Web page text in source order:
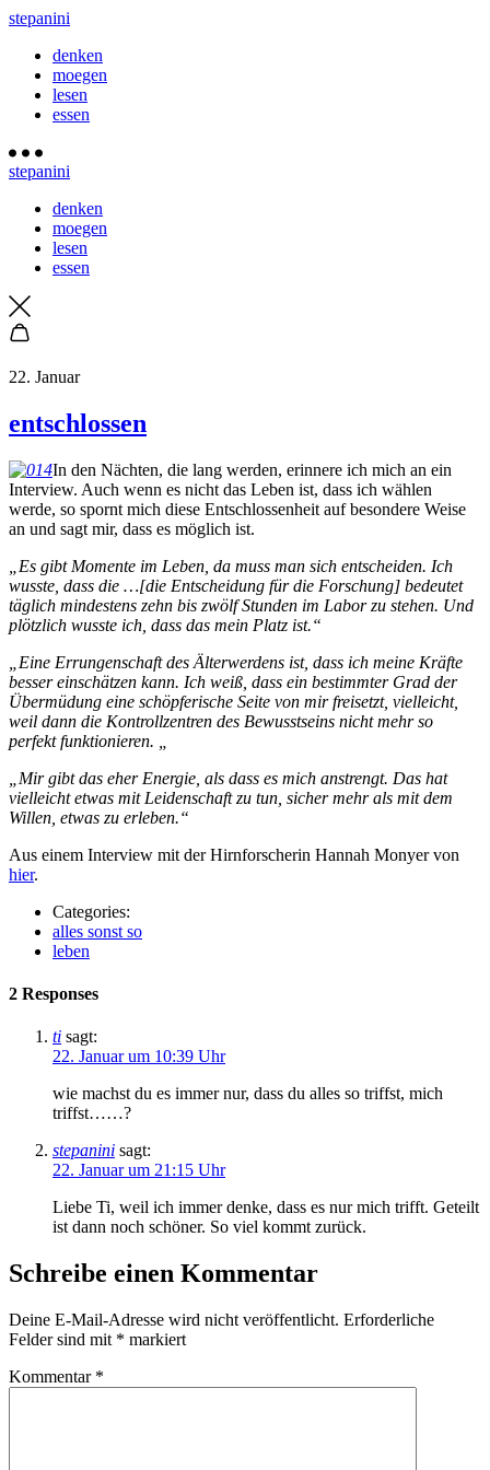
stepanini
denken
moegen
lesen
essen
stepanini
denken
moegen
lesen
essen
22. Januar
entschlossen
In den Nächten, die lang werden, erinnere ich mich an ein
Interview. Auch wenn es nicht das Leben ist, dass ich wählen
werde, so spornt mich diese Entschlossenheit auf besondere Weise
an und sagt mir, dass es möglich ist.
„Es gibt Momente im Leben, da muss man sich entscheiden. Ich
wusste, dass die …[die Entscheidung für die Forschung] bedeutet
täglich mindestens zehn bis zwölf Stunden im Labor zu stehen. Und
plötzlich wusste ich, dass das mein Platz ist.“
„Eine Errungenschaft des Älterwerdens ist, dass ich meine Kräfte
besser einschätzen kann. Ich weiß, dass ein bestimmter Grad der
Übermüdung eine schöpferische Seite von mir freisetzt, vielleicht,
weil dann die Kontrollzentren des Bewusstseins nicht mehr so
perfekt funktionieren. „
„Mir gibt das eher Energie, als dass es mich anstrengt. Das hat
vielleicht etwas mit Leidenschaft zu tun, sicher mehr als mit dem
Willen, etwas zu erleben.“
Aus einem Interview mit der Hirnforscherin Hannah Monyer von
hier.
Categories:
alles sonst so
leben
2 Responses
ti sagt:
22. Januar um 10:39 Uhr
wie machst du es immer nur, dass du alles so triffst, mich
triffst……?
stepanini sagt:
22. Januar um 21:15 Uhr
Liebe Ti, weil ich immer denke, dass es nur mich trifft. Geteilt
ist dann noch schöner. So viel kommt zurück.
Schreibe einen Kommentar
Deine E-Mail-Adresse wird nicht veröffentlicht. Erforderliche
Felder sind mit * markiert
Kommentar *